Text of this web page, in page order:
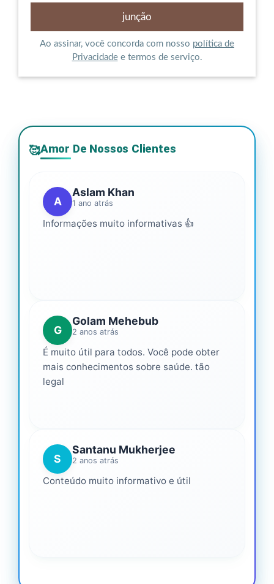
Ao assinar, você concorda com nosso política de
Privacidadee termos de serviço.
🥰Amor De Nossos Clientes
A
Aslam Khan
1 ano atrás
Informações muito informativas 👍
G
Golam Mehebub
2 anos atrás
É muito útil para todos. Você pode obter
mais conhecimentos sobre saúde. tão
legal
S
Santanu Mukherjee
2 anos atrás
Conteúdo muito informativo e útil